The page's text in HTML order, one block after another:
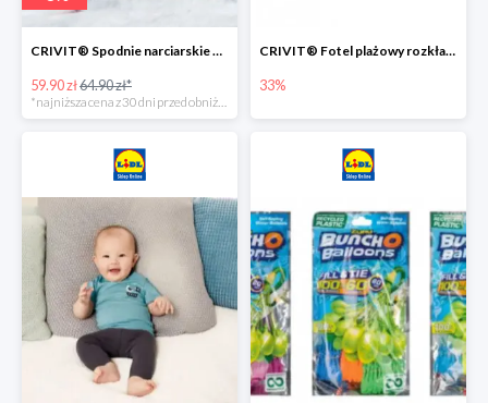
CRIVIT® Spodnie narciarskie dziewczęce
59.90 zł64.90 zł*
*najniższa cena z 30 dni przed obniżką
CRIVIT® Fotel plażowy rozkładany / Brodzik dziecięcy
33%